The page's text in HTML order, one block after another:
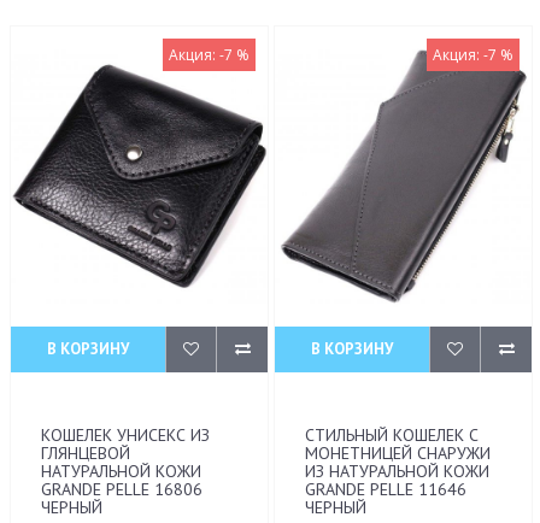
Акция: -7 %
В КОРЗИНУ
КОШЕЛЕК УНИСЕКС ИЗ
ГЛЯНЦЕВОЙ
НАТУРАЛЬНОЙ КОЖИ
GRANDE PELLE 16806
ЧЕРНЫЙ
Акция: -7 %
В КОРЗИНУ
СТИЛЬНЫЙ КОШЕЛЕК С
МОНЕТНИЦЕЙ СНАРУЖИ
ИЗ НАТУРАЛЬНОЙ КОЖИ
GRANDE PELLE 11646
ЧЕРНЫЙ